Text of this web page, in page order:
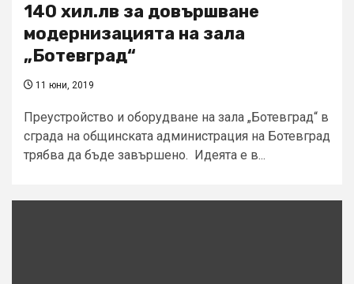
140 хил.лв за довършване
модернизацията на зала
„Ботевград“
11 юни, 2019
Преустройство и оборудване на зала „Ботевград“ в
сграда на общинската администрация на Ботевград
трябва да бъде завършено. Идеята е в...